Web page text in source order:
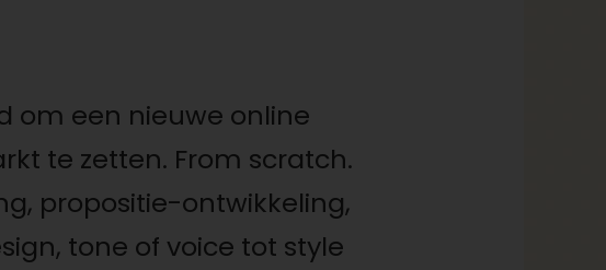
om een nieuwe online
te zetten. From scratch.
propositie-ontwikkeling,
tone of voice tot style